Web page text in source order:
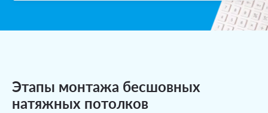
Этапы монтажа бесшовных
натяжных потолков